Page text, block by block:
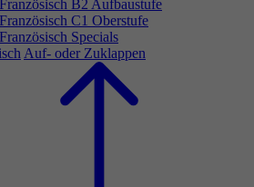
Französisch B2 Aufbaustufe
Französisch C1 Oberstufe
Französisch Specials
Auf- oder Zuklappen